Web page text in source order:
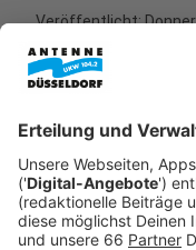
Veröffentlicht:
Anzeige
Darauf will die
machen - mit der
Anzeige